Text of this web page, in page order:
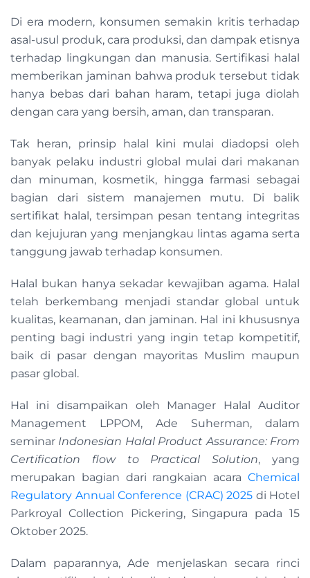
Di era modern, konsumen semakin kritis terhadap
asal-usul produk, cara produksi, dan dampak etisnya
terhadap lingkungan dan manusia. Sertifikasi halal
memberikan jaminan bahwa produk tersebut tidak
hanya bebas dari bahan haram, tetapi juga diolah
dengan cara yang bersih, aman, dan transparan.
Tak heran, prinsip halal kini mulai diadopsi oleh
banyak pelaku industri global mulai dari makanan
dan minuman, kosmetik, hingga farmasi sebagai
bagian dari sistem manajemen mutu. Di balik
sertifikat halal, tersimpan pesan tentang integritas
dan kejujuran yang menjangkau lintas agama serta
tanggung jawab terhadap konsumen.
Halal bukan hanya sekadar kewajiban agama. Halal
telah berkembang menjadi standar global untuk
kualitas, keamanan, dan jaminan. Hal ini khususnya
penting bagi industri yang ingin tetap kompetitif,
baik di pasar dengan mayoritas Muslim maupun
pasar global.
Hal ini disampaikan oleh Manager Halal Auditor
Management LPPOM, Ade Suherman, dalam
seminar Indonesian Halal Product Assurance: From
Certification flow to Practical Solution, yang
merupakan bagian dari rangkaian acara Chemical
Regulatory Annual Conference (CRAC) 2025 di Hotel
Parkroyal Collection Pickering, Singapura pada 15
Oktober 2025.
Dalam paparannya, Ade menjelaskan secara rinci